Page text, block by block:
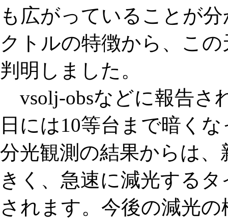
も広がっていることが
クトルの特徴から、こ
判明しました。
vsolj-obsなどに報告さ
日には10等台まで暗く
分光観測の結果からは
きく、急速に減光する
されます。今後の減光